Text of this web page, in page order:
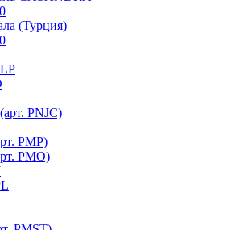
(Турция)
PNJC)
PMP)
PMO)